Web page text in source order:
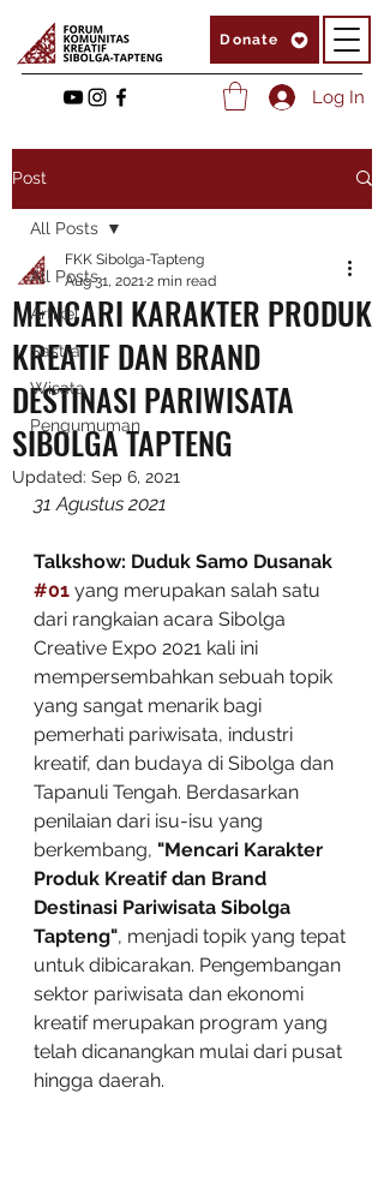
Donate
Log In
Post
All Posts
Artikel
Sastra
Wisata
Pengumuman
All Posts
MENCARI KARAKTER PRODUK
KREATIF DAN BRAND
DESTINASI PARIWISATA
SIBOLGA TAPTENG
FKK Sibolga-Tapteng
Aug 31, 20212 min read
Updated: Sep 6, 2021
31 Agustus 2021
Talkshow: Duduk Samo Dusanak
#01 yang merupakan salah satu
dari rangkaian acara Sibolga
Creative Expo 2021 kali ini
mempersembahkan sebuah topik
yang sangat menarik bagi
pemerhati pariwisata, industri
kreatif, dan budaya di Sibolga dan
Tapanuli Tengah. Berdasarkan
penilaian dari isu-isu yang
berkembang, "Mencari Karakter
Produk Kreatif dan Brand
Destinasi Pariwisata Sibolga
Tapteng", menjadi topik yang tepat
untuk dibicarakan. Pengembangan
sektor pariwisata dan ekonomi
kreatif merupakan program yang
telah dicanangkan mulai dari pusat
hingga daerah.